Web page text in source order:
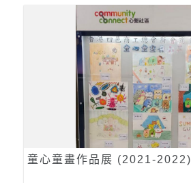
童心童畫作品展 (2021-2022)